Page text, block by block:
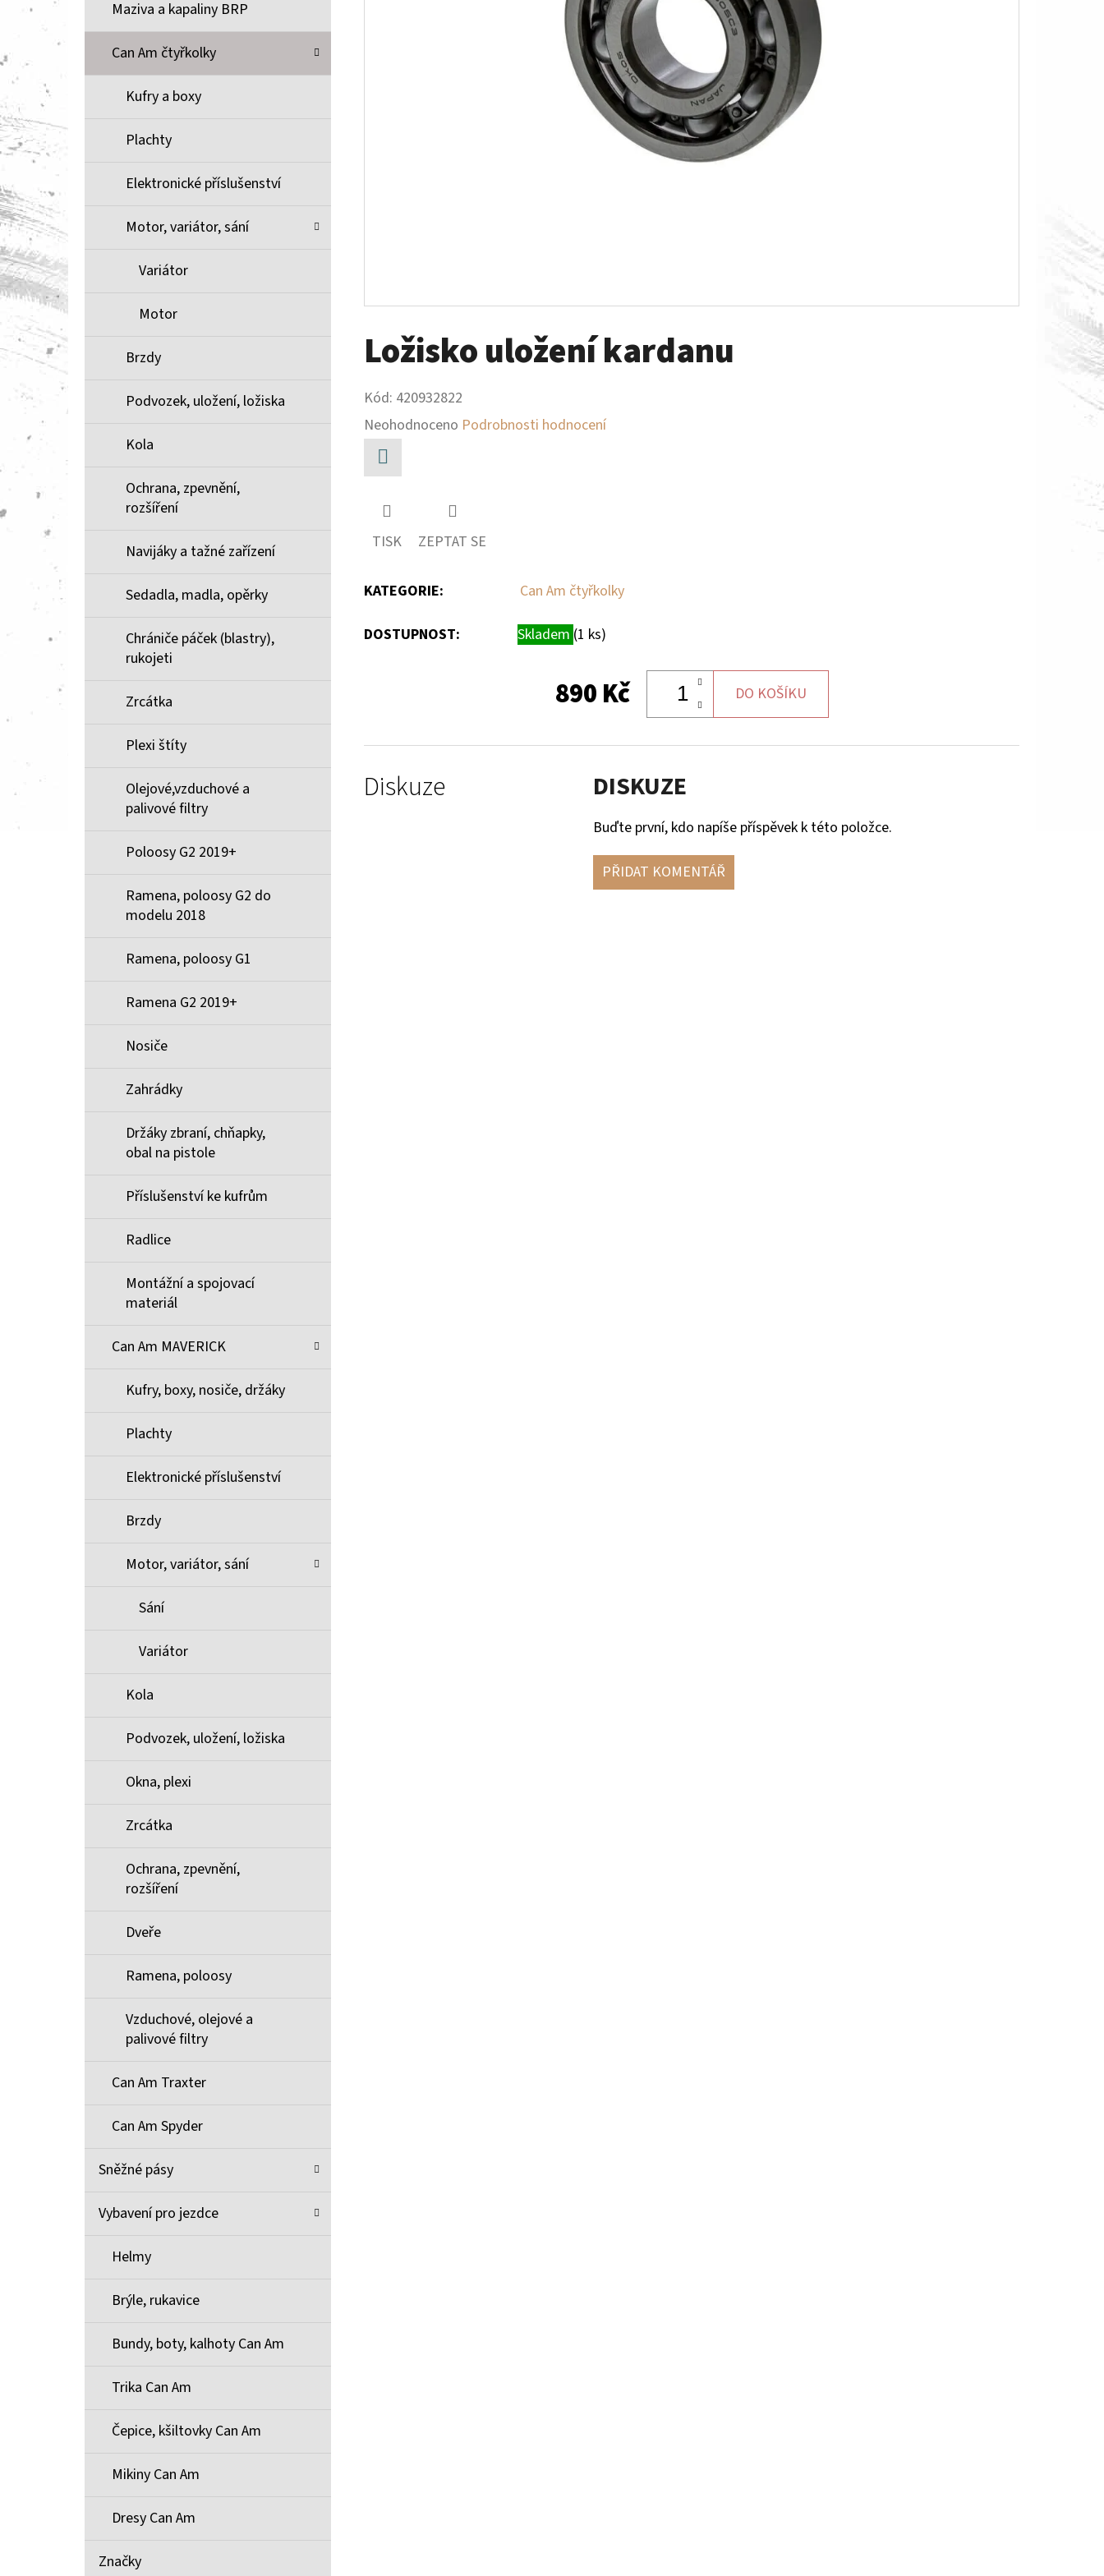
Maziva a kapaliny BRP
Can Am čtyřkolky
Kufry a boxy
Plachty
Elektronické příslušenství
Motor, variátor, sání
Variátor
Motor
Brzdy
Podvozek, uložení, ložiska
Kola
Ochrana, zpevnění,
rozšíření
Navijáky a tažné zařízení
Sedadla, madla, opěrky
Chrániče páček (blastry),
rukojeti
Zrcátka
Plexi štíty
Olejové,vzduchové a
palivové filtry
Poloosy G2 2019+
Ramena, poloosy G2 do
modelu 2018
Ramena, poloosy G1
Ramena G2 2019+
Nosiče
Zahrádky
Držáky zbraní, chňapky,
obal na pistole
Příslušenství ke kufrům
Radlice
Montážní a spojovací
materiál
Can Am MAVERICK
Kufry, boxy, nosiče, držáky
Plachty
Elektronické příslušenství
Brzdy
Motor, variátor, sání
Sání
Variátor
Kola
Podvozek, uložení, ložiska
Okna, plexi
Zrcátka
Ochrana, zpevnění,
rozšíření
Dveře
Ramena, poloosy
Vzduchové, olejové a
palivové filtry
Can Am Traxter
Can Am Spyder
Sněžné pásy
Vybavení pro jezdce
Helmy
Brýle, rukavice
Bundy, boty, kalhoty Can Am
Trika Can Am
Čepice, kšiltovky Can Am
Mikiny Can Am
Dresy Can Am
Značky
Ložisko uložení kardanu
Kód: 420932822
Průměrné
hodnocení
produktu
0,0
5
Neohodnoceno Podrobnosti hodnocení
TISK ZEPTAT SE
KATEGORIE: Can Am čtyřkolky
DOSTUPNOST: Skladem (1 ks)
890 Kč DO KOŠÍKU
Diskuze DISKUZE
Buďte první, kdo napíše příspěvek k této položce.
PŘIDAT KOMENTÁŘ
BRZDOVÉ DESTIČKY ZE SLINUTÉHO KOVU
1 100 Kč
PALIVOVÉ ČERPADLO S MĚŘÁKEM PALIVA CAN-
AM
10 900 Kč